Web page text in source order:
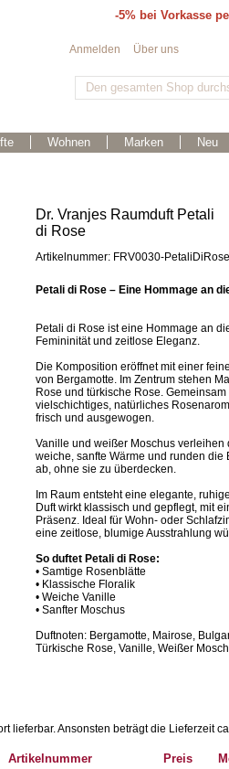
-5% bei Vorkasse
Wohnen Marken Neu
Anmelden Über uns
Dr. Vranjes Raumduft Petali
di Rose
Artikelnummer: FRV0030-PetaliDiRose
Petali di Rose – Eine Hommage an
Petali di Rose ist eine Hommage an
Femininität und zeitlose Eleganz.
Die Komposition eröffnet mit einer
von Bergamotte. Im Zentrum stehen
Rose und türkische Rose.
vielschichtiges, natürliches
frisch und ausgewogen.
Vanille und weißer Moschus verleihen
weiche, sanfte Wärme und runden die
ab, ohne sie zu überdecken.
Im Raum entsteht eine elegante,
Duft wirkt klassisch und gepflegt, mit
Präsenz. Ideal für Wohn- oder
eine zeitlose, blumige Ausstrahlung
So duftet Petali di Rose:
• Samtige Rosenblätte
• Klassische Floralik
• Weiche Vanille
• Sanfter Moschus
Duftnoten: Bergamotte, Mairose,
Türkische Rose, Vanille, Weißer
lieferbar.Ansonsten beträgt die Lieferzeit
Artikelnummer Preis